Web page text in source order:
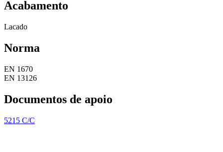
Acabamento
Lacado
Norma
EN 1670
EN 13126
Documentos de apoio
5215 C/C